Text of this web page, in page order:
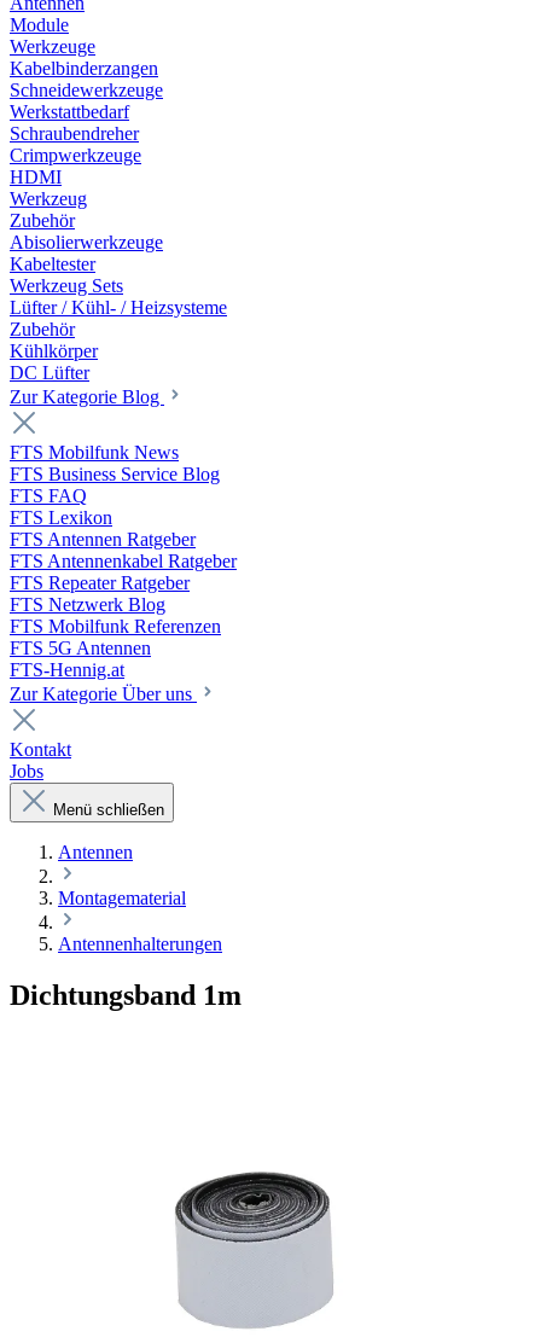
Module
Werkzeuge
Kabelbinderzangen
Schneidewerkzeuge
Werkstattbedarf
Schraubendreher
Crimpwerkzeuge
HDMI
Werkzeug
Zubehör
Abisolierwerkzeuge
Kabeltester
Werkzeug Sets
Lüfter / Kühl- / Heizsysteme
Zubehör
Kühlkörper
DC Lüfter
Zur Kategorie Blog
FTS Mobilfunk News
FTS Business Service Blog
FTS FAQ
FTS Lexikon
FTS Antennen Ratgeber
FTS Antennenkabel Ratgeber
FTS Repeater Ratgeber
FTS Netzwerk Blog
FTS Mobilfunk Referenzen
FTS 5G Antennen
FTS-Hennig.at
Zur Kategorie Über uns
Kontakt
Jobs
Menü schließen
Antennen
Montagematerial
Antennenhalterungen
Dichtungsband 1m